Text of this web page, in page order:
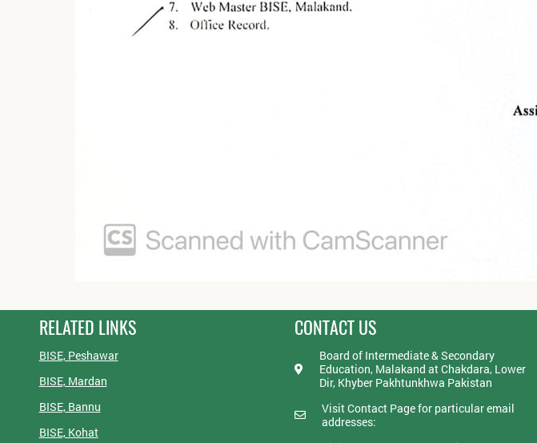
RELATED LINKS
BISE, Peshawar
BISE, Mardan
BISE, Bannu
BISE, Kohat
CONTACT US
Board of Intermediate & Secondary
Education, Malakand at Chakdara, Lower
Dir, Khyber Pakhtunkhwa Pakistan
Visit Contact Page for particular email
addresses: